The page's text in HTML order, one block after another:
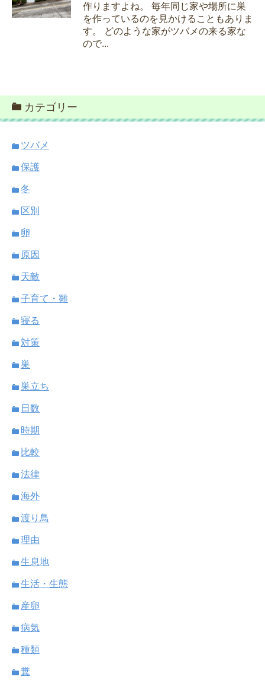
作りますよね。 毎年同じ家や場所に巣
を作っているのを見かけることもありま
す。 どのような家がツバメの来る家な
ので...
カテゴリー
ツバメ
保護
冬
区別
卵
原因
天敵
子育て・雛
寝る
対策
巣
巣立ち
日数
時期
比較
法律
海外
渡り鳥
理由
生息地
生活・生態
産卵
病気
種類
糞